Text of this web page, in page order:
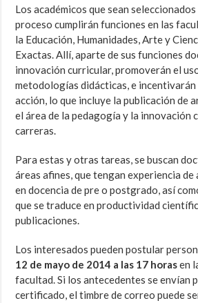
Los académicos que sean
proceso cumplirán funciones en las
la Educación, Humanidades, Arte y
Exactas. Allí, aparte de sus funciones
innovación curricular, promoverán el
metodologías didácticas, e
acción, lo que incluye la publicación de
el área de la pedagogía y la innovación
carreras.
Para estas y otras tareas, se buscan
áreas afines, que tengan experiencia de
en docencia de pre o postgrado, así
que se traduce en productividad
publicaciones.
Los interesados pueden postular
12 de mayo de 2014 a las 17 horasen
facultad. Si los antecedentes se envían
certificado, el timbre de correo puede